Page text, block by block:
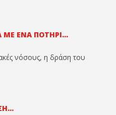
ΜΕ ΈΝΑ ΠΟΤΉΡΙ...
νόσους, η δράση του